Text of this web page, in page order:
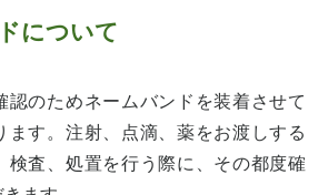
について
認のためネームバンドを装着させて
ます。注射、点滴、薬をお渡しする
検査、処置を行う際に、その都度確